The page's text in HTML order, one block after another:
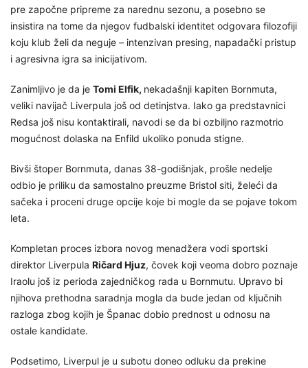
pre započne pripreme za narednu sezonu, a posebno se
insistira na tome da njegov fudbalski identitet odgovara filozofiji
koju klub želi da neguje – intenzivan presing, napadački pristup
i agresivna igra sa inicijativom.
Zanimljivo je da je Tomi Elfik, nekadašnji kapiten Bornmuta,
veliki navijač Liverpula još od detinjstva. Iako ga predstavnici
Redsa još nisu kontaktirali, navodi se da bi ozbiljno razmotrio
mogućnost dolaska na Enfild ukoliko ponuda stigne.
Bivši štoper Bornmuta, danas 38-godišnjak, prošle nedelje
odbio je priliku da samostalno preuzme Bristol siti, želeći da
sačeka i proceni druge opcije koje bi mogle da se pojave tokom
leta.
Kompletan proces izbora novog menadžera vodi sportski
direktor Liverpula Ričard Hjuz, čovek koji veoma dobro poznaje
Iraolu još iz perioda zajedničkog rada u Bornmutu. Upravo bi
njihova prethodna saradnja mogla da bude jedan od ključnih
razloga zbog kojih je Španac dobio prednost u odnosu na
ostale kandidate.
Podsetimo, Liverpul je u subotu doneo odluku da prekine